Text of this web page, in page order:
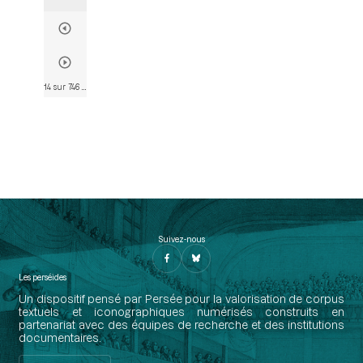
14 sur 746
Suivez-nous
Les perséides
Un dispositif pensé par Persée pour la valorisation de corpus
textuels et iconographiques numérisés construits en
partenariat avec des équipes de recherche et des institutions
documentaires.